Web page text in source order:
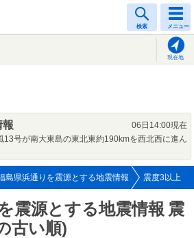
検索 メニュー
現在地
報
06日14:00現在
13号が南大東島の東北東約190kmを西北西に進ん
島県浜通りを震源とする地震情報 震度3以上
震源とする地震情報 震
古い順)